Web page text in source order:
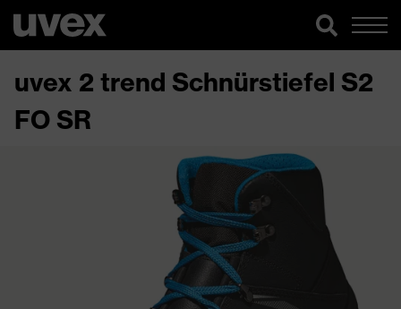
uvex 2 trend Schnürstiefel S2
FO SR